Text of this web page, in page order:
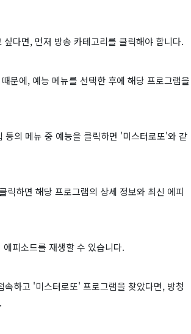
다면, 먼저 방송 카테고리를 클릭해야 합니다.
문에, 예능 메뉴를 선택한 후에 해당 프로그램을
의 메뉴 중 예능을 클릭하면 '미스터로또'와 같
하면 해당 프로그램의 상세 정보와 최신 에피
피소드를 재생할 수 있습니다.
하고 '미스터로또' 프로그램을 찾았다면, 방청